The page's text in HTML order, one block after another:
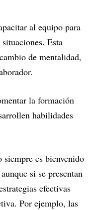
al equipo para
Esta
de mentalidad,
la formación
habilidades
siempre es bienvenido
si se presentan
efectivas
Por ejemplo, las